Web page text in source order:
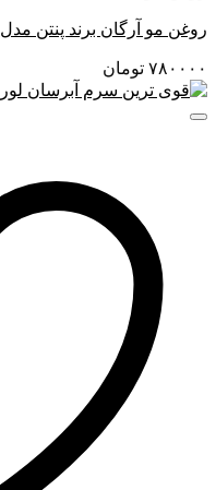
روغن مو آرگان برند پنتن مدل Pro-V حجم ۱۰۰ میلی لیتر
۷۸۰۰۰۰ تومان